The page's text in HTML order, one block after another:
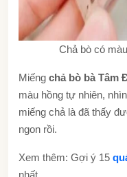
Chả bò có
Miếng chả bò bà Tâm
màu hồng tự nhiên,
miếng chả là đã thấy
ngon rồi.
Xem thêm: Gợi ý 15
nhất